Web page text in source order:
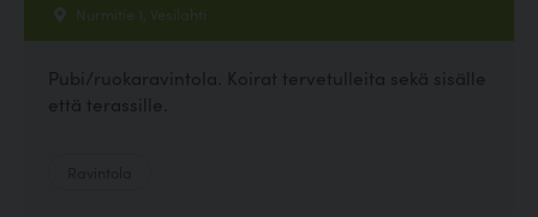
Nurmitie 1, Vesilahti
Pubi/ruokaravintola. Koirat tervetulleita sekä sisälle
että terassille.